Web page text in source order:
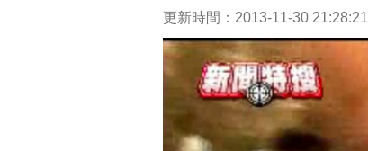
更新時間：2013-11-30 21:28:21